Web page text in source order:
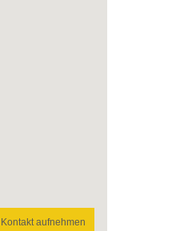
aufnehmen